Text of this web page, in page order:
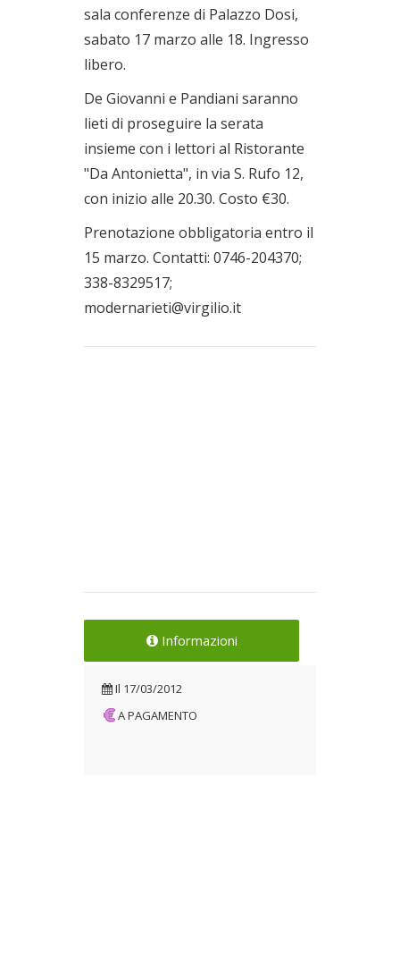
sala conferenze di Palazzo Dosi,
sabato 17 marzo alle 18. Ingresso
libero.
De Giovanni e Pandiani saranno
lieti di proseguire la serata
insieme con i lettori al Ristorante
"Da Antonietta", in via S. Rufo 12,
con inizio alle 20.30. Costo €30.
Prenotazione obbligatoria entro il
15 marzo. Contatti: 0746-204370;
338-8329517;
modernarieti@virgilio.it
Informazioni
Il 17/03/2012
A PAGAMENTO